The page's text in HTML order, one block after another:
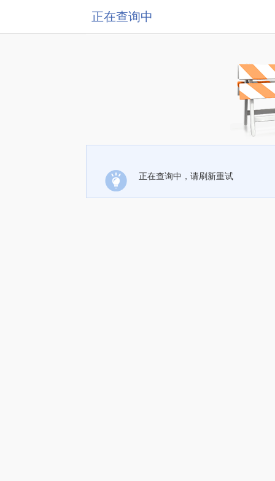
正在查询中
正在查询中，请刷新重试